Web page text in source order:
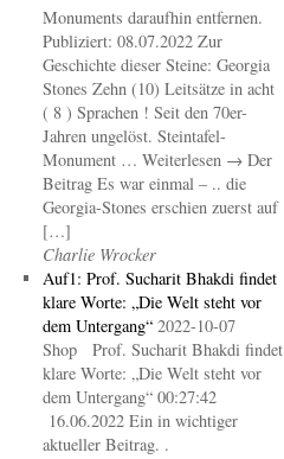
Monuments daraufhin entfernen.
Publiziert: 08.07.2022 Zur
Geschichte dieser Steine: Georgia
Stones Zehn (10) Leitsätze in acht
( 8 ) Sprachen ! Seit den 70er-
Jahren ungelöst. Steintafel-
Monument … Weiterlesen → Der
Beitrag Es war einmal – .. die
Georgia-Stones erschien zuerst auf
[…]
Charlie Wrocker
Auf1: Prof. Sucharit Bhakdi findet
klare Worte: „Die Welt steht vor
dem Untergang“ 2022-10-07
Shop Prof. Sucharit Bhakdi findet
klare Worte: „Die Welt steht vor
dem Untergang“ 00:27:42
16.06.2022 Ein in wichtiger
aktueller Beitrag. .